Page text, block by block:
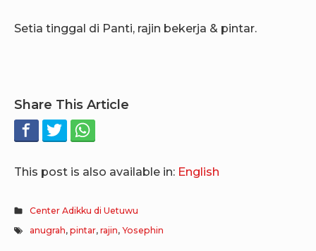
Setia tinggal di Panti, rajin bekerja & pintar.
Share This Article
This post is also available in: English
Center Adikku di Uetuwu
anugrah,pintar,rajin,Yosephin